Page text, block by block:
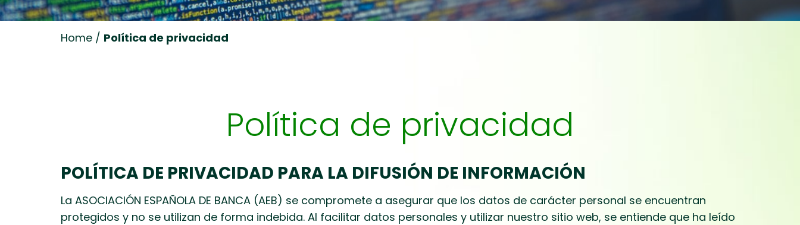
Home / Política de privacidad
Política de privacidad
POLÍTICA DE PRIVACIDAD PARA LA DIFUSIÓN DE INFORMACIÓN
La ASOCIACIÓN ESPAÑOLA DE BANCA (AEB) se compromete a asegurar que los datos de carácter personal se encuentran
protegidos y no se utilizan de forma indebida. Al facilitar datos personales y utilizar nuestro sitio web, se entiende que ha leído